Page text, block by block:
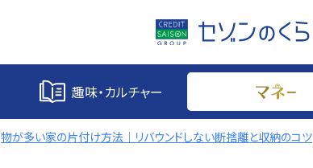
趣味・カルチャー
物が多い家の片付け方法｜リバウンドしない断捨離と収納のコツ